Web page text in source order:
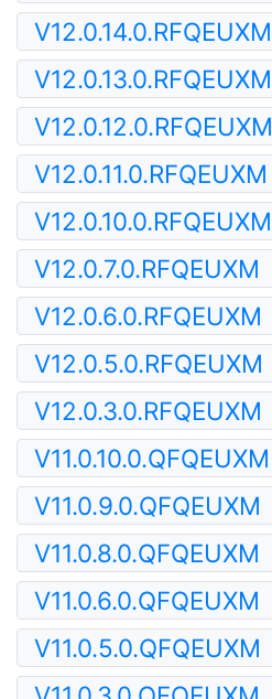
V12.0.14.0.RFQEUXM
V12.0.13.0.RFQEUXM
V12.0.12.0.RFQEUXM
V12.0.11.0.RFQEUXM
V12.0.10.0.RFQEUXM
V12.0.7.0.RFQEUXM
V12.0.6.0.RFQEUXM
V12.0.5.0.RFQEUXM
V12.0.3.0.RFQEUXM
V11.0.10.0.QFQEUXM
V11.0.9.0.QFQEUXM
V11.0.8.0.QFQEUXM
V11.0.6.0.QFQEUXM
V11.0.5.0.QFQEUXM